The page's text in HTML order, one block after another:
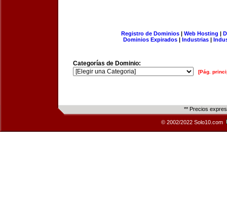
Registro de Dominios| Web Hosting |
Dominios Expirados | Industrias |
Categorías de Dominio:
[Pág.
** Precios
© 2002/2022 Solo10.com